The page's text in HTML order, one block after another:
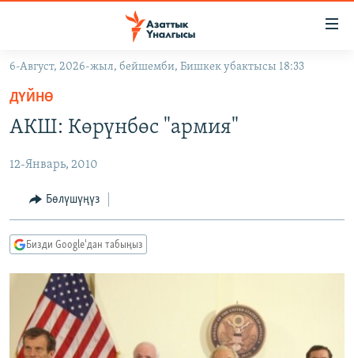
Навигацияга
өтүңүз
Издөөгө
салыңыз
ЖАҢЫЛЫКТАР
САЯСАТ
ЭКОНОМИКА
ДҮЙНӨ
БОРБОР АЗИЯ
УКРАИНА
АТАЙЫН ИЛИКТӨӨ
БҮГҮН АЗАТТЫКТА
ЭКСПЕРТТЕР ТАЛДАЙТ
БИЗ ЖАНА ДҮЙНӨ
ДАНИСТЕ
ПОДКАСТ
ӨЗГӨЧӨ ПИКИР
Русский
6-Август, 2026-жыл, бейшемби, Бишкек убактысы 18:33
ДҮЙНӨ
АКШ: Көрүнбөс "армия"
12-Январь, 2010
Бөлүшүңүз
Бизди Google'дан табыңыз